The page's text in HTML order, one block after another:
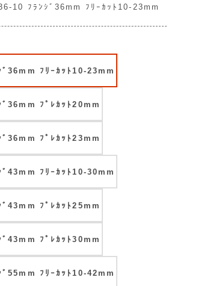
10 ﾌﾗﾝｼﾞ36mm ﾌﾘｰｶｯﾄ10-23mm
36mm ﾌﾘｰｶｯﾄ10-23mm
36mm ﾌﾟﾚｶｯﾄ20mm
36mm ﾌﾟﾚｶｯﾄ23mm
43mm ﾌﾘｰｶｯﾄ10-30mm
43mm ﾌﾟﾚｶｯﾄ25mm
43mm ﾌﾟﾚｶｯﾄ30mm
55mm ﾌﾘｰｶｯﾄ10-42mm